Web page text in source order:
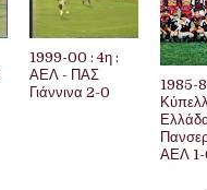
1999-00 : 4η :
ΑΕΛ - ΠΑΣ
Γιάννινα 2-0
1985-
ΑΕΛ